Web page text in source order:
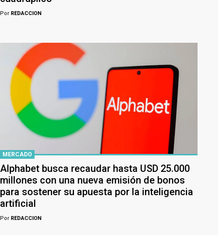
Por REDACCION
MERCADO
Alphabet busca recaudar hasta USD 25.000
millones con una nueva emisión de bonos
para sostener su apuesta por la inteligencia
artificial
Por REDACCION